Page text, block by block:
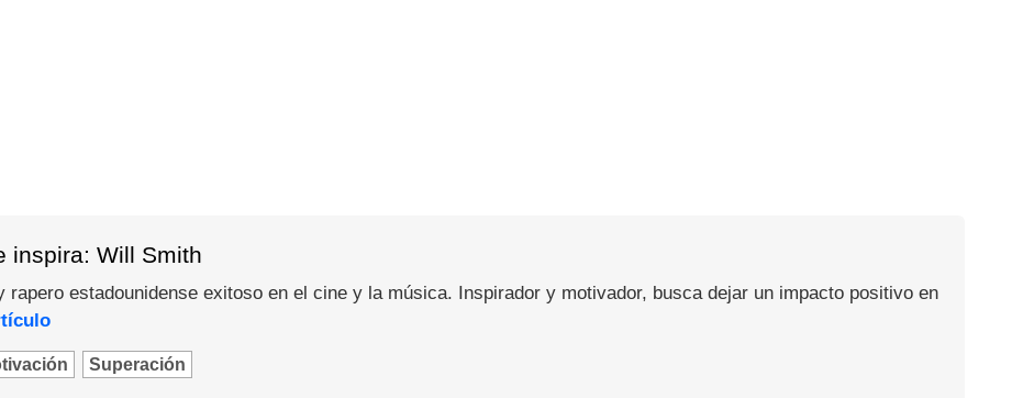
inspira: Will Smith
rapero estadounidense exitoso en el cine y la música. Inspirador y motivador, busca dejar un impacto positivo en
Superación